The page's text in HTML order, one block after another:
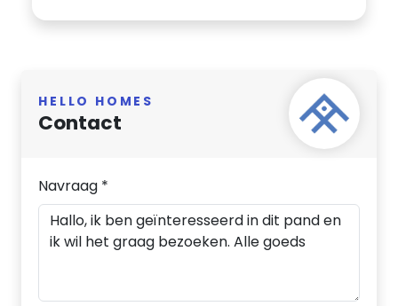
HELLO HOMES
Contact
Navraag *